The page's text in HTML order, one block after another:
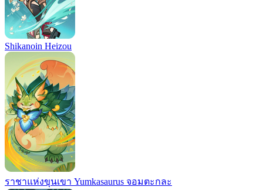
Shikanoin Heizou
ราชาแห่งขุนเขา Yumkasaurus จอมตะกละ